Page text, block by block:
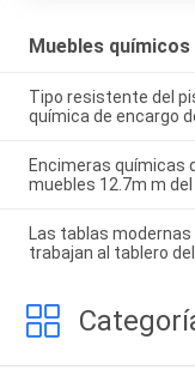
Muebles
Tipo resistente del
química de encargo
Encimeras químicas
muebles 12.7m m
Las tablas
trabajan al tablero